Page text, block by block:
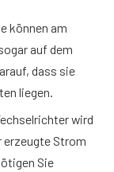
können am
auf dem
dass sie
liegen.
wird
erzeugte Strom
Sie